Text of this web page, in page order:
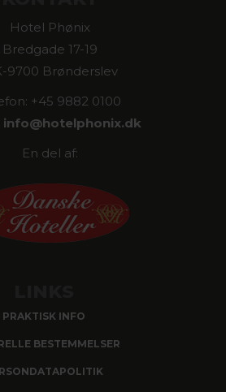
Hotel Phønix
Bredgade 17-19
9700 Brønderslev
+45 9882 0100
info@hotelphonix.dk
En del af:
PRAKTISK INFO
BESTEMMELSER